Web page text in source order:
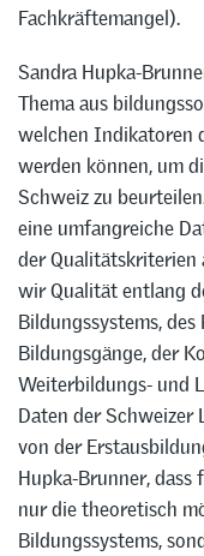
Fachkräftemangel).
Sandra Hupka-
Thema aus
welchen Indikatoren
werden können, um
Schweiz zu
eine umfangreiche
der Qualitätskriterien
wir Qualität entlang
Bildungssystems,
Bildungsgänge, der
Weiterbildungs- und
Daten der Schweizer
von der
Hupka-Brunner,
nur die theoretisch
Bildungssystems,